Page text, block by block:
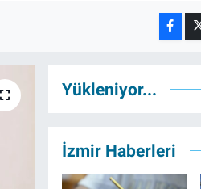
Yükleniyor...
İzmir Haberleri